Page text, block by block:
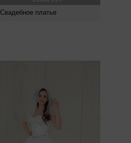
Свадебное платье